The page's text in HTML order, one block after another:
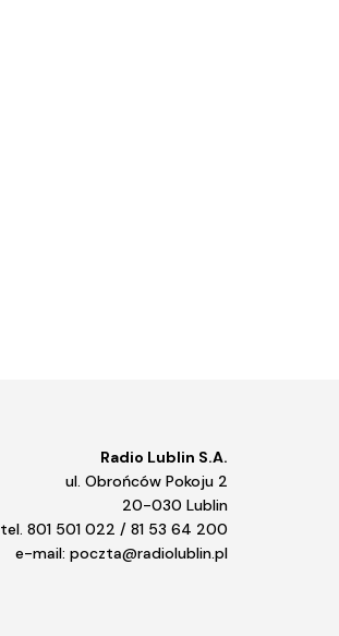
Radio Lublin S.A.
ul. Obrońców Pokoju 2
20-030 Lublin
tel. 801 501 022 / 81 53 64 200
e-mail: poczta@radiolublin.pl